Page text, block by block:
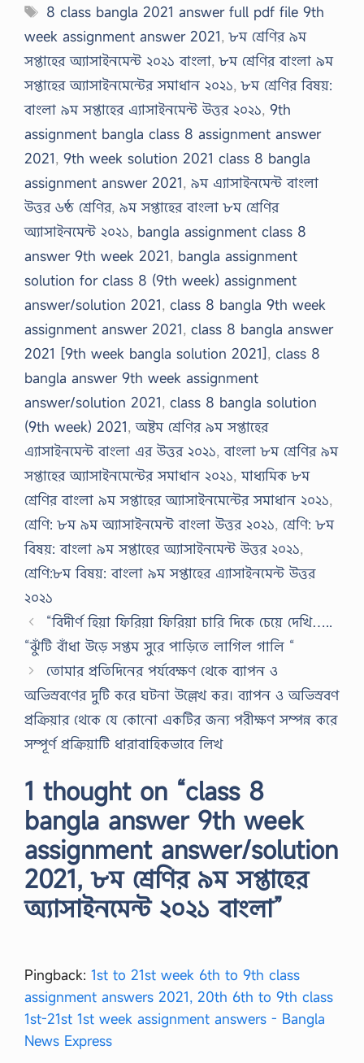
Tags
8 class bangla 2021 answer full pdf file 9th
week assignment answer 2021,৮ম শ্রেণির ৯ম
সপ্তাহের অ্যাসাইনমেন্ট ২০২১ বাংলা,৮ম শ্রেণির বাংলা ৯ম
সপ্তাহের অ্যাসাইনমেন্টের সমাধান ২০২১,৮ম শ্রেণির বিষয়:
বাংলা ৯ম সপ্তাহের এ্যাসাইনমেন্ট উত্তর ২০২১, 9th
assignment bangla class 8 assignment answer
2021, 9th week solution 2021 class 8 bangla
assignment answer 2021, ৯ম এ্যাসাইনমেন্ট বাংলা
উত্তর ৬ষ্ঠ শ্রেণির, ৯ম সপ্তাহের বাংলা ৮ম শ্রেণির
অ্যাসাইনমেন্ট ২০২১, bangla assignment class 8
answer 9th week 2021, bangla assignment
solution for class 8 (9th week) assignment
answer/solution 2021, class 8 bangla 9th week
assignment answer 2021, class 8 bangla answer
2021 [9th week bangla solution 2021], class 8
bangla answer 9th week assignment
answer/solution 2021, class 8 bangla solution
(9th week) 2021,অষ্টম শ্রেণির ৯ম সপ্তাহের
এ্যাসাইনমেন্ট বাংলা এর উত্তর ২০২১,বাংলা ৮ম শ্রেণির ৯ম
সপ্তাহের অ্যাসাইনমেন্টের সমাধান ২০২১,মাধ্যমিক ৮ম
শ্রেণির বাংলা ৯ম সপ্তাহের অ্যাসাইনমেন্টের সমাধান ২০২১,
শ্রেণি: ৮ম ৯ম অ্যাসাইনমেন্ট বাংলা উত্তর ২০২১, শ্রেণি: ৮ম
বিষয়: বাংলা ৯ম সপ্তাহের অ্যাসাইনমেন্ট উত্তর ২০২১,
শ্রেণি:৮ম বিষয়: বাংলা ৯ম সপ্তাহের এ্যাসাইনমেন্ট উত্তর
২০২১
“বিদীর্ণ হিয়া ফিরিয়া ফিরিয়া চারি দিকে চেয়ে দেখি…..
“ঝুঁটি বাঁধা উড়ে সপ্তম সুরে পাড়িতে লাগিল গালি “
তােমার প্রতিদিনের পর্যবেক্ষণ থেকে ব্যাপন ও
অভিস্রবণের দুটি করে ঘটনা উল্লেখ কর। ব্যাপন ও অভিস্রবণ
প্রক্রিয়ার থেকে যে কোনাে একটির জন্য পরীক্ষণ সম্পন্ন করে
সম্পূর্ণ প্রক্রিয়াটি ধারাবাহিকভাবে লিখ
1 thought on “class 8
bangla answer 9th week
assignment answer/solution
2021, ৮ম শ্রেণির ৯ম সপ্তাহের
অ্যাসাইনমেন্ট ২০২১ বাংলা”
Pingback: 1st to 21st week 6th to 9th class
assignment answers 2021, 20th 6th to 9th class
1st-21st 1st week assignment answers - Bangla
News Express